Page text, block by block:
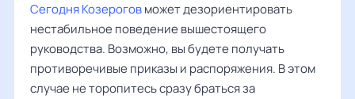
Сегодня Козероговможет дезориентировать
нестабильное поведение вышестоящего
руководства. Возможно, вы будете получать
противоречивые приказы и распоряжения. В этом
случае не торопитесь сразу браться за